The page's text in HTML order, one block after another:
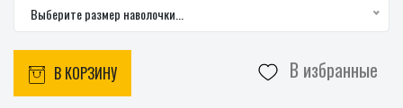
Выберите размер наволочки...
В КОРЗИНУ В избранные